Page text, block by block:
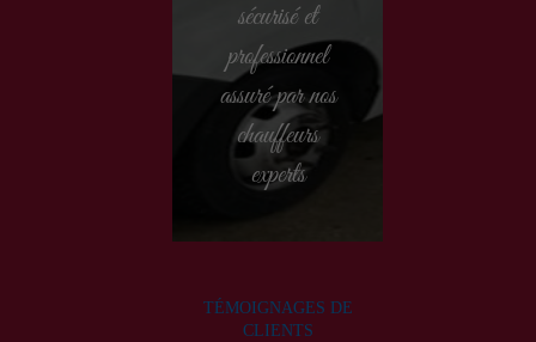
sécurisé et
professionnel
assuré par nos
chauffeurs
experts
TÉMOIGNAGES DE
CLIENTS